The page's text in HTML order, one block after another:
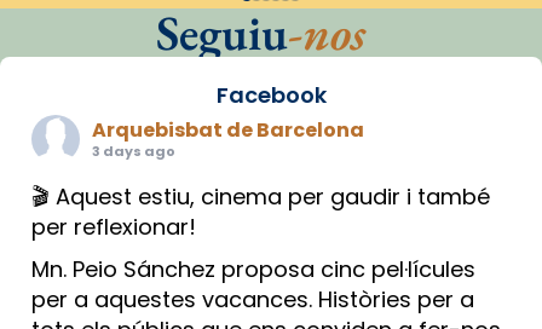
Seguiu-nos
Facebook
Arquebisbat de Barcelona
3 days ago
🎬 Aquest estiu, cinema per gaudir i també
per reflexionar!
Mn. Peio Sánchez proposa cinc pel·lícules
per a aquestes vacances. Històries per a